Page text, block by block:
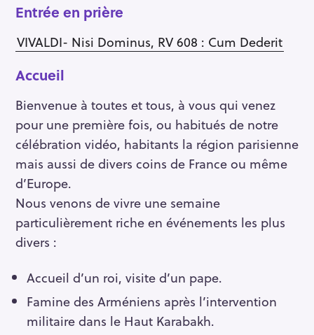
Entrée en prière
VIVALDI- Nisi Dominus, RV 608 : Cum Dederit
Accueil
Bienvenue à toutes et tous, à vous qui venez
pour une première fois, ou habitués de notre
célébration vidéo, habitants la région parisienne
mais aussi de divers coins de France ou même
d’Europe.
Nous venons de vivre une semaine
particulièrement riche en événements les plus
divers :
Accueil d’un roi, visite d’un pape.
Famine des Arméniens après l’intervention
militaire dans le Haut Karabakh.